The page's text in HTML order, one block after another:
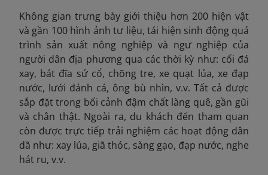
Không gian trưng bày giới thiệu hơn 200 hiện vật
và gần 100 hình ảnh tư liệu, tái hiện sinh động quá
trình sản xuất nông nghiệp và ngư nghiệp của
người dân địa phương qua các thời kỳ như: cối đá
xay, bát đĩa sứ cổ, chõng tre, xe quạt lúa, xe đạp
nước, lưới đánh cá, ông bù nhìn, v.v. Tất cả được
sắp đặt trong bối cảnh đậm chất làng quê, gần gũi
và chân thật. Ngoài ra, du khách đến tham quan
còn được trực tiếp trải nghiệm các hoạt động dân
dã như: xay lúa, giã thóc, sàng gạo, đạp nước, nghe
hát ru, v.v.